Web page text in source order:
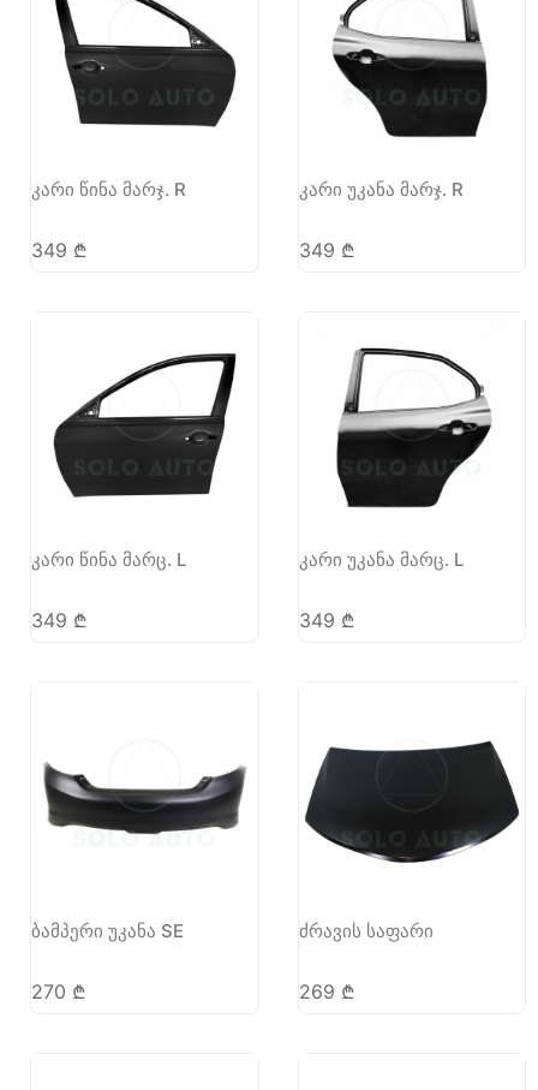
კარი წინა მარჯ. R
349 ₾
კარი უკანა მარჯ. R
349 ₾
კარი წინა მარც. L
349 ₾
კარი უკანა მარც. L
349 ₾
ბამპერი უკანა SE
270 ₾
ძრავის საფარი
269 ₾